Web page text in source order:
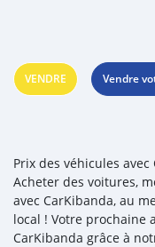
VENDRE Vendre
Prix des véhicules avec
Acheter des voitures,
avec CarKibanda, au
local ! Votre prochaine
CarKibanda grâce à